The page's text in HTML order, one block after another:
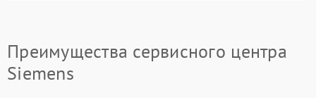
Преимущества сервисного центра
Siemens